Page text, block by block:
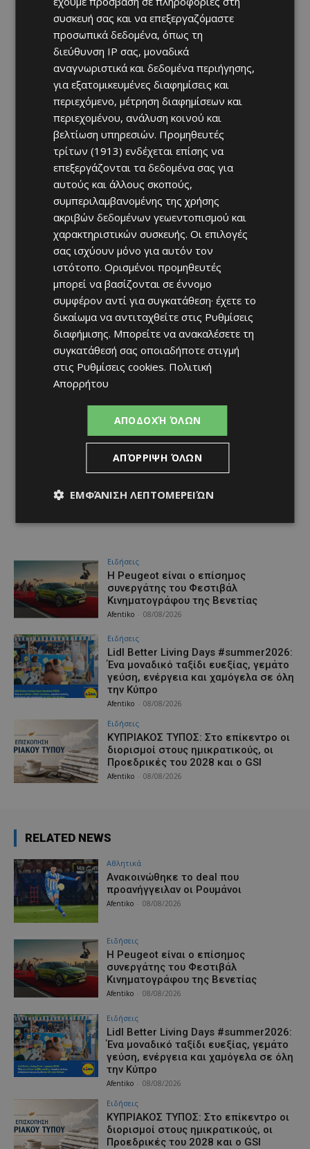
Ειδήσεις
Η Peugeot είναι ο επίσημος
συνεργάτης του Φεστιβάλ
Κινηματογράφου της Βενετίας
Afentiko 08/08/2026
Ειδήσεις
Lidl Better Living Days #summer2026:
Ένα μοναδικό ταξίδι ευεξίας, γεμάτο
γεύση, ενέργεια και χαμόγελα σε όλη
την Κύπρο
Afentiko 08/08/2026
Ειδήσεις
ΚΥΠΡΙΑΚΟΣ ΤΥΠΟΣ: Στο επίκεντρο οι
διορισμοί στους ημικρατικούς, οι
Προεδρικές του 2028 και ο GSI
Afentiko 08/08/2026
RELATED NEWS
Αθλητικά
Aνακοινώθηκε το deal που
προανήγγειλαν οι Ρουμάνοι
Afentiko 08/08/2026
Ειδήσεις
Η Peugeot είναι ο επίσημος
συνεργάτης του Φεστιβάλ
Κινηματογράφου της Βενετίας
Afentiko 08/08/2026
Ειδήσεις
Lidl Better Living Days #summer2026:
Ένα μοναδικό ταξίδι ευεξίας, γεμάτο
γεύση, ενέργεια και χαμόγελα σε όλη
την Κύπρο
Afentiko 08/08/2026
Ειδήσεις
ΚΥΠΡΙΑΚΟΣ ΤΥΠΟΣ: Στο επίκεντρο οι
διορισμοί στους ημικρατικούς, οι
Προεδρικές του 2028 και ο GSI
συσκευή σας και να επεξεργαζόμαστε
προσωπικά δεδομένα, όπως τη
διεύθυνση IP σας, μοναδικά
αναγνωριστικά και δεδομένα περιήγησης,
για εξατομικευμένες διαφημίσεις και
περιεχόμενο, μέτρηση διαφημίσεων και
περιεχομένου, ανάλυση κοινού και
βελτίωση υπηρεσιών. Προμηθευτές
τρίτων (1913) ενδέχεται επίσης να
επεξεργάζονται τα δεδομένα σας για
αυτούς και άλλους σκοπούς,
συμπεριλαμβανομένης της χρήσης
ακριβών δεδομένων γεωεντοπισμού και
χαρακτηριστικών συσκευής. Οι επιλογές
σας ισχύουν μόνο για αυτόν τον
ιστότοπο. Ορισμένοι προμηθευτές
μπορεί να βασίζονται σε έννομο
συμφέρον αντί για συγκατάθεση· έχετε το
δικαίωμα να αντιταχθείτε στις Ρυθμίσεις
διαφήμισης. Μπορείτε να ανακαλέσετε τη
συγκατάθεσή σας οποιαδήποτε στιγμή
στις Ρυθμίσεις cookies. Πολιτική
Απορρήτου
ΑΠΟΔΟΧΉ ΌΛΩΝ
ΑΠΌΡΡΙΨΗ ΌΛΩΝ
ΕΜΦΆΝΙΣΗ ΛΕΠΤΟΜΕΡΕΙΏΝ